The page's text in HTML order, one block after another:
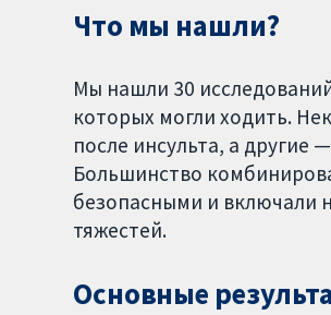
Что мы нашли?
Мы нашли 30
которых могли ходить.
после инсульта, а другие
Большинство
безопасными и включали
тяжестей.
Основные